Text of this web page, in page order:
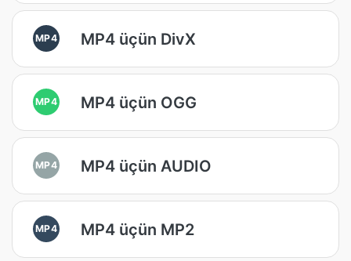
MP4 MP4 üçün DivX
MP4 MP4 üçün OGG
MP4 MP4 üçün AUDIO
MP4 MP4 üçün MP2